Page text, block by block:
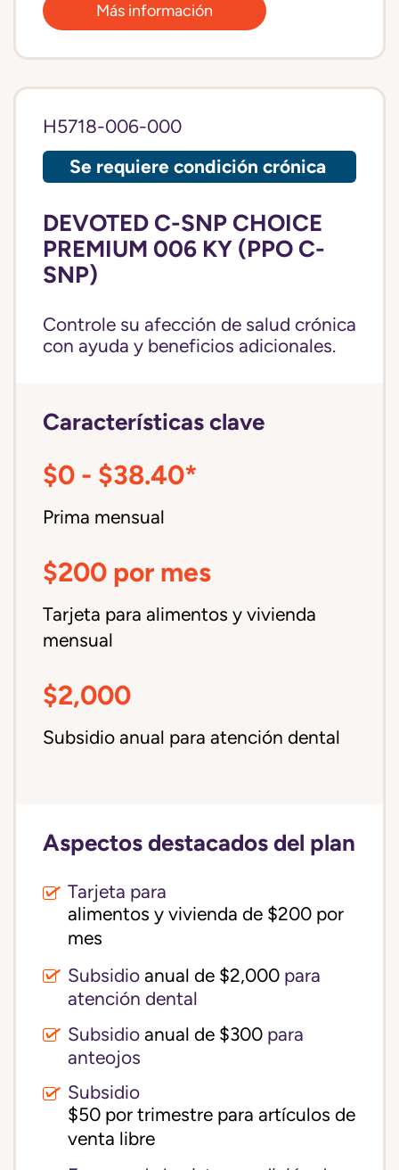
Más información
H5718-006-000
Se requiere condición crónica
DEVOTED C-SNP CHOICE
PREMIUM 006 KY (PPO C-
SNP)
Controle su afección de salud crónica
con ayuda y beneficios adicionales.
Características clave
$0 - $38.40*
Prima mensual
$200 por mes
Tarjeta para alimentos y vivienda
mensual
$2,000
Subsidio anual para atención dental
Aspectos destacados del plan
Tarjeta para
alimentos y vivienda de $200 por
mes
Subsidio anual de $2,000 para
atención dental
Subsidio anual de $300 para
anteojos
Subsidio
$50 por trimestre para artículos de
venta libre